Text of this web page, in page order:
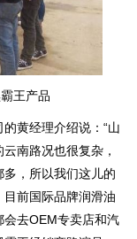
王产品
黄经理介绍说：“山
南路况也很复杂，
，所以我们这儿的
前国际品牌润滑油
去OEM专卖店和汽